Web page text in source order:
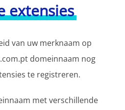
extensies
van uw merknaam op
domeinnaam nog
te registreren.
met verschillende